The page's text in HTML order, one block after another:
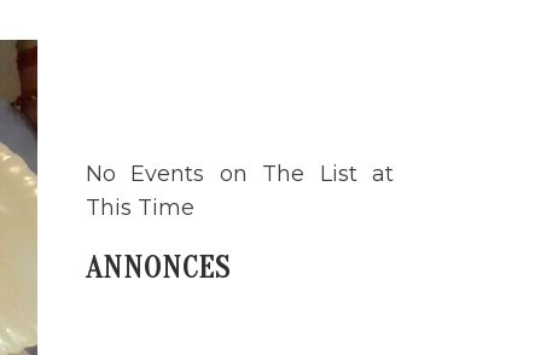
No Events on The List at
This Time
ANNONCES